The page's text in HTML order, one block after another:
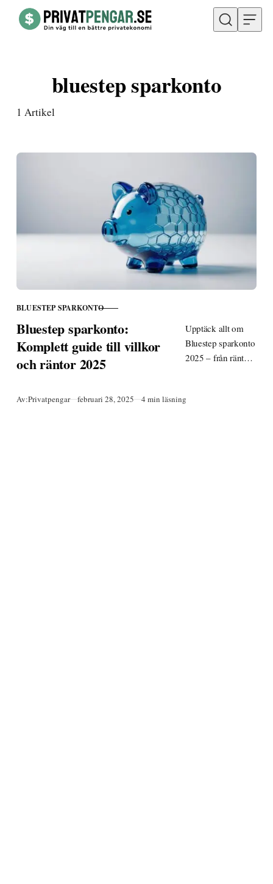
Hoppa till innehåll
bluestep sparkonto
1 Artikel
KATEGORI
BLUESTEP SPARKONTO
Bluestep sparkonto:
Komplett guide till villkor
och räntor 2025
Upptäck allt om
Bluestep sparkonto
2025 – från räntor
Jämför med andra
Av:Privatpengar Publicerad
februari 28, 2025 4 min läsning